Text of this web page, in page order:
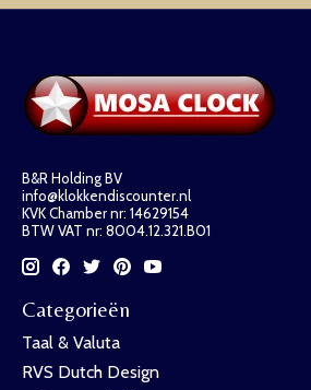
B&R Holding BV
info@klokkendiscounter.nl
KVK Chamber nr: 14629154
BTW VAT nr: 8004.12.321.B01
Categorieën
Taal & Valuta
RVS Dutch Design